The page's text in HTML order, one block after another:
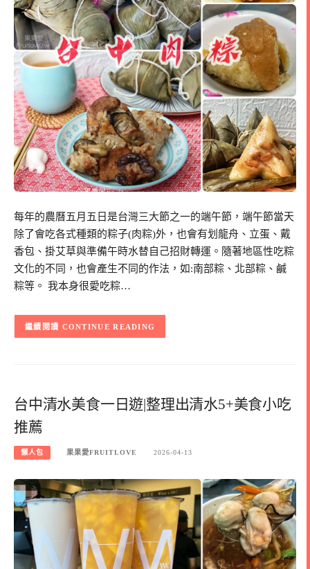
每年的農曆五月五日是台灣三大節之一的端午節，端午節當天
除了會吃各式種類的粽子(肉粽)外，也會有划龍舟、立蛋、戴
香包、掛艾草與準備午時水替自己招財轉運。隨著地區性吃粽
文化的不同，也會產生不同的作法，如:南部粽、北部粽、鹹
粽等。 我本身很愛吃粽…
CONTINUE READING
台中清水美食一日遊|整理出清水5+美食小吃
推薦
懶人包 果果愛FRUITLOVE 2026-04-13